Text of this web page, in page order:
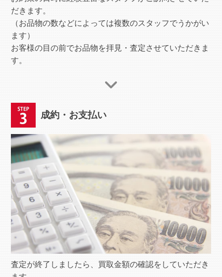
だきます。
（お品物の数などによっては複数のスタッフでうかがい
ます）
お客様の目の前でお品物を拝見・査定させていただきま
す。
成約・お支払い
査定が終了しましたら、買取金額の確認をしていただき